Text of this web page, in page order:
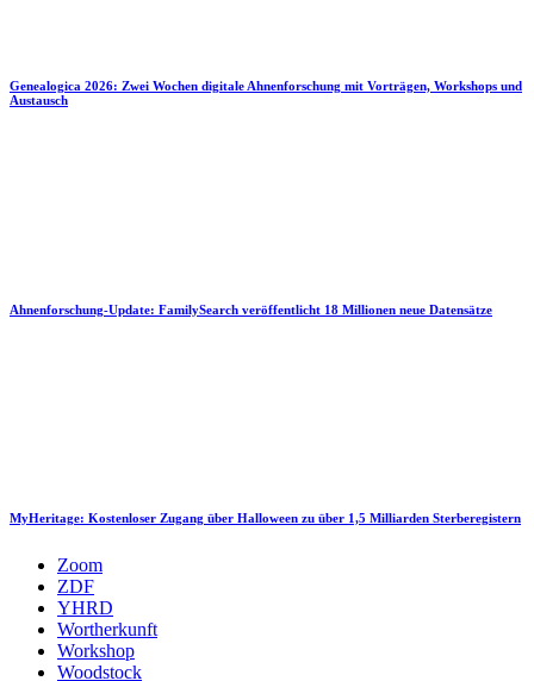
Genealogica 2026: Zwei Wochen digitale Ahnenforschung mit Vorträgen, Workshops und
Austausch
Ahnenforschung-Update: FamilySearch veröffentlicht 18 Millionen neue Datensätze
MyHeritage: Kostenloser Zugang über Halloween zu über 1,5 Milliarden Sterberegistern
Zoom
ZDF
YHRD
Wortherkunft
Workshop
Woodstock